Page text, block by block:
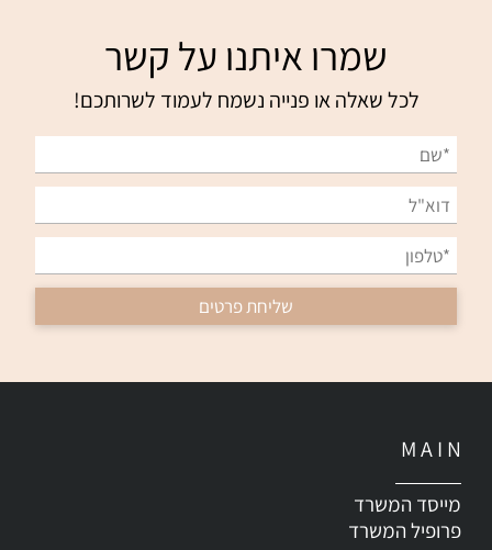
שמרו איתנו על קשר
לכל שאלה או פנייה נשמח לעמוד לשרותכם!
M A I N
מייסד המשרד
פרופיל המשרד